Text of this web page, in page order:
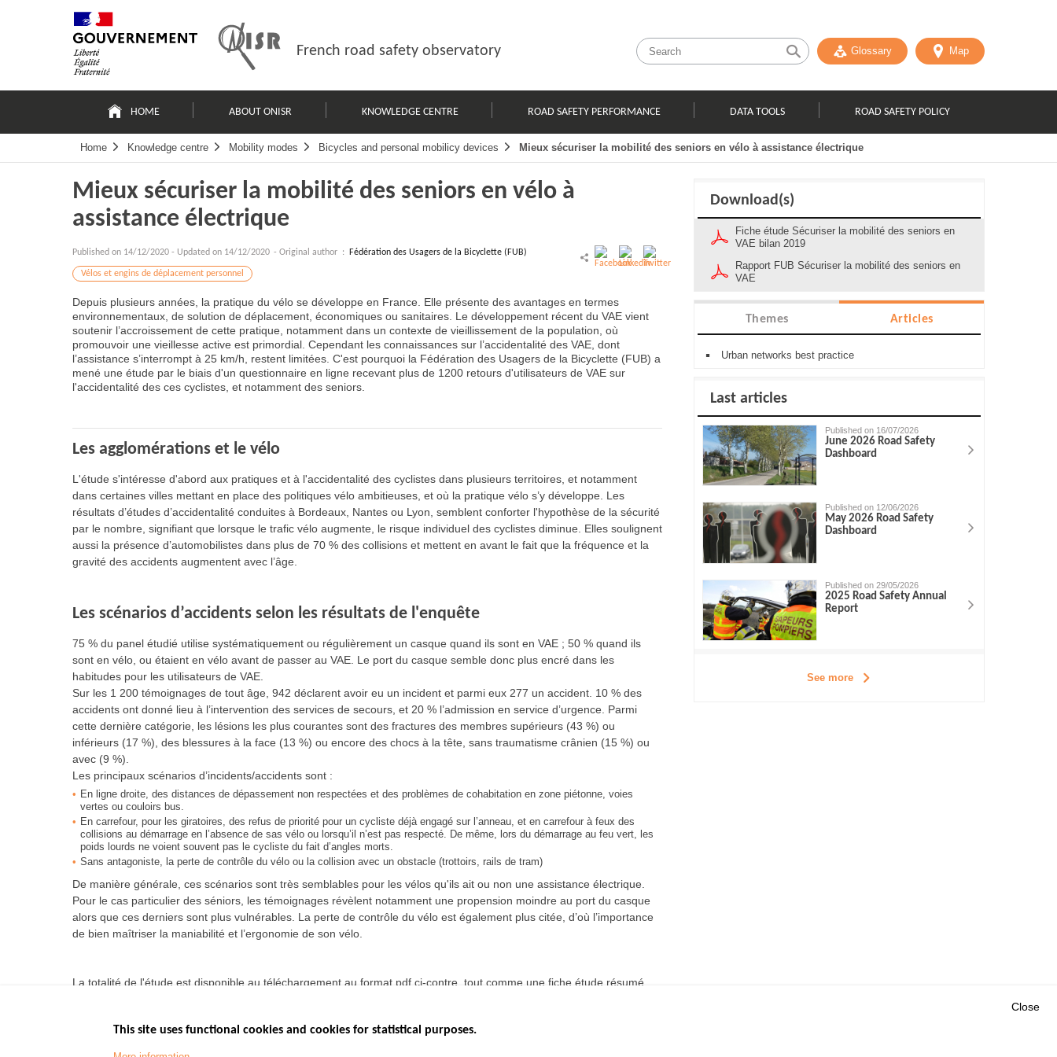
French road safety observatory Glossary Map
principale
HOME ABOUT ONISR KNOWLEDGE CENTRE ROAD SAFETY PERFORMANCE DATA TOOLS ROAD SAFETY POLICY
Home Knowledge centre Mobility modes Bicycles and personal mobilicy devices Mieux sécuriser la mobilité des seniors en vélo à assistance électrique
Mieux sécuriser la mobilité des seniors en vélo à
assistance électrique
Published on 14/12/2020 - Updated on 14/12/2020 - Original author : Fédération des Usagers de la Bicyclette (FUB)
Vélos et engins de déplacement personnel
Depuis plusieurs années, la pratique du vélo se développe en France. Elle présente des avantages en termes
environnementaux, de solution de déplacement, économiques ou sanitaires. Le développement récent du VAE vient
soutenir l’accroissement de cette pratique, notamment dans un contexte de vieillissement de la population, où
promouvoir une vieillesse active est primordial. Cependant les connaissances sur l’accidentalité des VAE, dont
l’assistance s’interrompt à 25 km/h, restent limitées. C'est pourquoi la Fédération des Usagers de la Bicyclette (FUB) a
mené une étude par le biais d'un questionnaire en ligne recevant plus de 1200 retours d'utilisateurs de VAE sur
l'accidentalité des ces cyclistes, et notamment des seniors.
Les agglomérations et le vélo
L'étude s'intéresse d'abord aux pratiques et à l'accidentalité des cyclistes dans plusieurs territoires, et notamment
dans certaines villes mettant en place des politiques vélo ambitieuses, et où la pratique vélo s’y développe. Les
résultats d’études d’accidentalité conduites à Bordeaux, Nantes ou Lyon, semblent conforter l'hypothèse de la sécurité
par le nombre, signifiant que lorsque le trafic vélo augmente, le risque individuel des cyclistes diminue. Elles soulignent
aussi la présence d’automobilistes dans plus de 70 % des collisions et mettent en avant le fait que la fréquence et la
gravité des accidents augmentent avec l’âge.
Les scénarios d’accidents selon les résultats de l'enquête
75 % du panel étudié utilise systématiquement ou régulièrement un casque quand ils sont en VAE ; 50 % quand ils
sont en vélo, ou étaient en vélo avant de passer au VAE. Le port du casque semble donc plus encré dans les
habitudes pour les utilisateurs de VAE.
Sur les 1 200 témoignages de tout âge, 942 déclarent avoir eu un incident et parmi eux 277 un accident. 10 % des
accidents ont donné lieu à l’intervention des services de secours, et 20 % l’admission en service d’urgence. Parmi
cette dernière catégorie, les lésions les plus courantes sont des fractures des membres supérieurs (43 %) ou
inférieurs (17 %), des blessures à la face (13 %) ou encore des chocs à la tête, sans traumatisme crânien (15 %) ou
avec (9 %).
Les principaux scénarios d’incidents/accidents sont :
En ligne droite, des distances de dépassement non respectées et des problèmes de cohabitation en zone piétonne, voies
vertes ou couloirs bus.
En carrefour, pour les giratoires, des refus de priorité pour un cycliste déjà engagé sur l’anneau, et en carrefour à feux des
collisions au démarrage en l’absence de sas vélo ou lorsqu’il n’est pas respecté. De même, lors du démarrage au feu vert, les
poids lourds ne voient souvent pas le cycliste du fait d’angles morts.
Sans antagoniste, la perte de contrôle du vélo ou la collision avec un obstacle (trottoirs, rails de tram)
De manière générale, ces scénarios sont très semblables pour les vélos qu'ils ait ou non une assistance électrique.
Pour le cas particulier des séniors, les témoignages révèlent notamment une propension moindre au port du casque
alors que ces derniers sont plus vulnérables. La perte de contrôle du vélo est également plus citée, d’où l’importance
de bien maîtriser la maniabilité et l’ergonomie de son vélo.
La totalité de l'étude est disponible au téléchargement au format pdf ci-contre, tout comme une fiche étude résumé
Download(s)
Fiche étude Sécuriser la mobilité des seniors en
VAE bilan 2019
Rapport FUB Sécuriser la mobilité des seniors en
VAE
Themes Articles
Urban networks best practice
Last articles
Published on 16/07/2026
June 2026 Road Safety
Dashboard
Published on 12/06/2026
May 2026 Road Safety
Dashboard
Published on 29/05/2026
2025 Road Safety Annual
Report
See more
Close
This site uses functional cookies and cookies for statistical purposes.